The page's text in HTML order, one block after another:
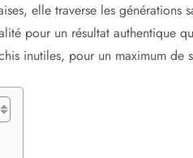
elle traverse les générations
pour un résultat authentique
inutiles, pour un maximum de